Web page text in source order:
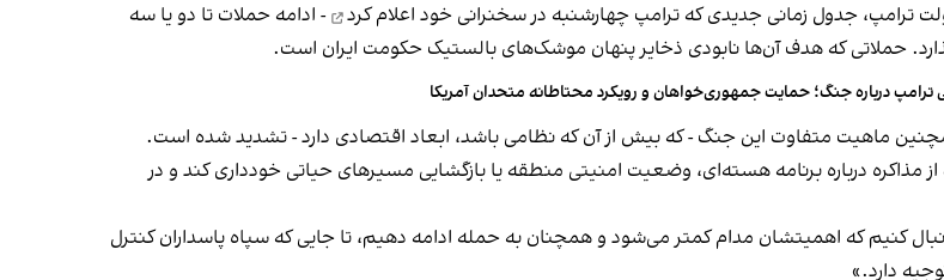
ترامپ، جدول زمانی جدیدی که ترامپ چهارشنبه در سخنرانی خود اعلام کرد
- ادامه حملات تا دو یا سه
حملاتی که هدف آن‌ها نابودی ذخایر پنهان موشک‌های بالستیک حکومت ایران است.
درباره جنگ؛ حمایت جمهوری‌خواهان و رویکرد محتاطانه متحدان آمریکا
ماهیت متفاوت این جنگ - که بیش از آن که نظامی باشد، ابعاد اقتصادی دارد - تشدید شده است.
مذاکره درباره برنامه هسته‌ای، وضعیت امنیتی منطقه یا بازگشایی مسیرهای حیاتی خودداری کند و در
کنیم که اهمیتشان مدام کمتر می‌شود و همچنان به حمله ادامه دهیم، تا جایی که سپاه پاسداران کنترل
دارد.»